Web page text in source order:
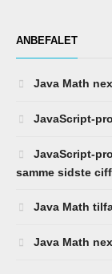
ANBEFALET
Java Math
JavaScript-
JavaScript-
samme sidste
Java Math
Java Math